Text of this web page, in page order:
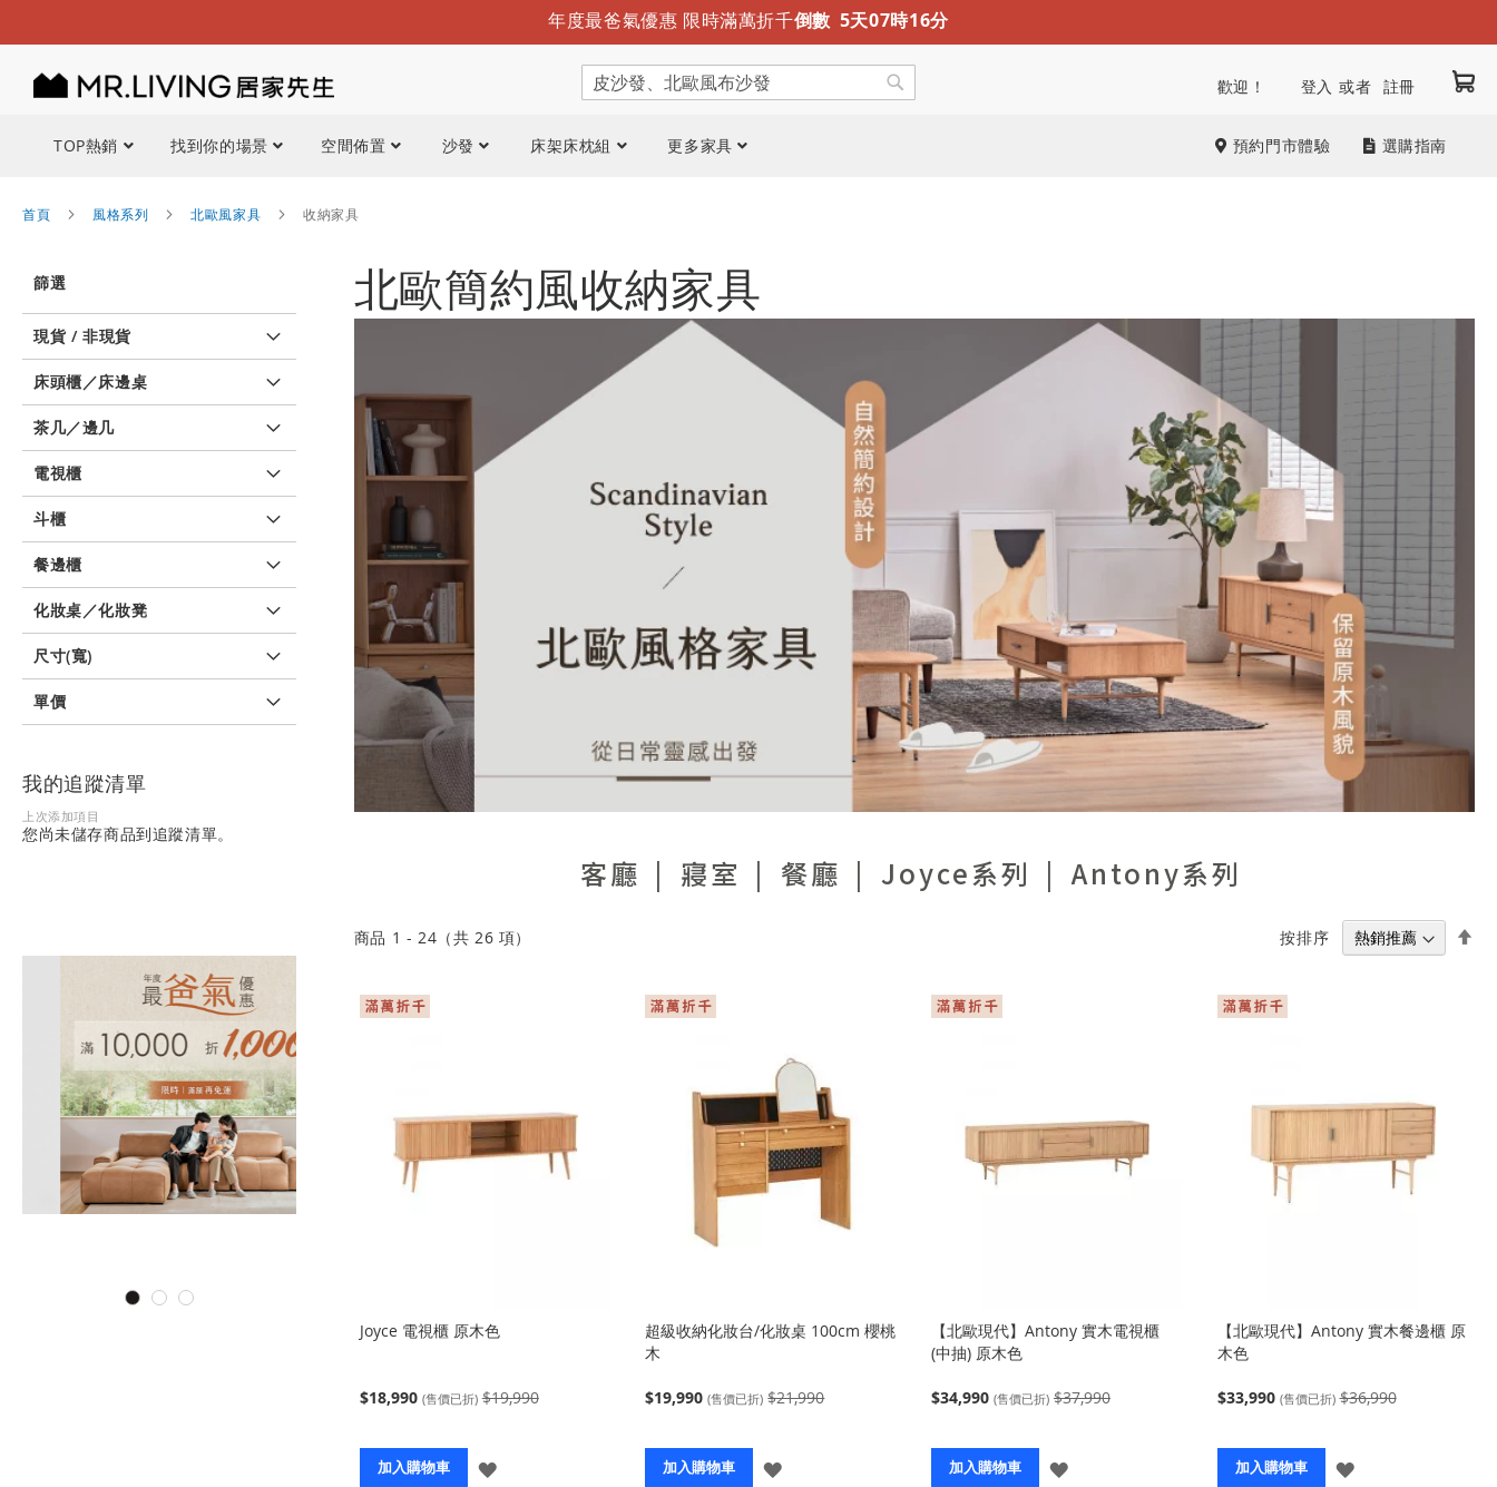
年度最爸氣優惠 限時滿萬折千倒數 5天07時16分
迎夏露營趣 涼感折疊床墊新推出
限時免運
我
搜
尋
容
歡迎！ 登入 註冊
TOP熱銷 找到你的場景 空間佈置 沙發 床架床枕組 更多家具 預約門市體驗 選購指南
首頁 風格系列 北歐風家具 收納家具
北歐簡約風收納家具
客廳 寢室 餐廳 Joyce系列 Antony系列
商品 1 - 24 （共 26 項） 按排序
Joyce 電視櫃 原木色
$18,990 (售價已折) $19,990
加入購物車
登
超級收納化妝台/化妝桌 100cm 櫻桃
木
$19,990 (售價已折) $21,990
加入購物車
登
【北歐現代】Antony 實木電視櫃
(中抽) 原木色
$34,990 (售價已折) $37,990
加入購物車
登
【北歐現代】Antony 實木餐邊櫃 原
木色
$33,990 (售價已折) $36,990
加入購物車
登
篩選
現貨 / 非現貨
床頭櫃／床邊桌
茶几／邊几
電視櫃
斗櫃
餐邊櫃
化妝桌／化妝凳
尺寸(寬)
單價
我的追蹤清單
上次添加項目
您尚未儲存商品到追蹤清單。